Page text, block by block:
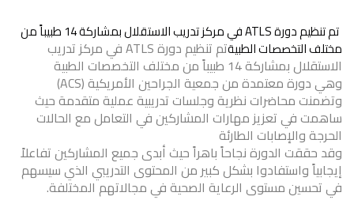
تم تنظيم دورة ATLS في مركز تدريب الاستقلال بمشاركة 14 طبيباً من
مختلف التخصصات الطبية تم تنظيم دورة ATLS في مركز تدريب
الاستقلال بمشاركة 14 طبيباً من مختلف التخصصات الطبية
وهي دورة معتمدة من جمعية الجراحين الأمريكية (ACS)
وتضمنت محاضرات نظرية وجلسات تدريبية عملية متقدمة حيث
ساهمت في تعزيز مهارات المشاركين في التعامل مع الحالات
الحرجة والإصابات الطارئة
وقد حققت الدورة نجاحاً باهراً حيث أبدى جميع المشاركين تفاعلاً
إيجابياً واستفادوا بشكل كبير من المحتوى التدريبي الذي سيسهم
في تحسين مستوى الرعاية الصحية في مجالاتهم المختلفة.